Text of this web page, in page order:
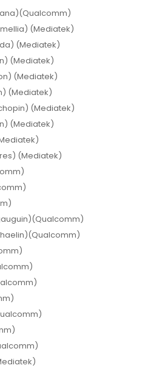
(Mediatek)
(Mediatek)
(Mediatek)
(Mediatek)
(Mediatek)
(Mediatek)
(Mediatek)
(Mediatek)